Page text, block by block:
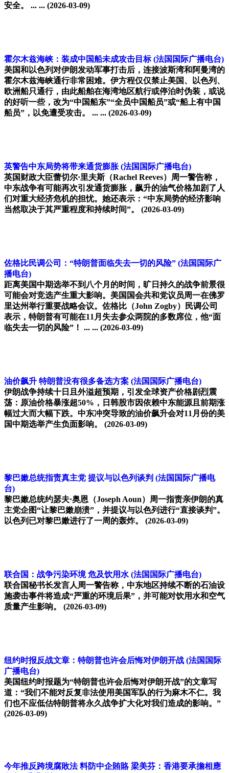
安全。 ... ... (2026-03-09)
霍尔木兹海峡：装成中国船未成攻击目标 (法国国际广播电台)
美国和以色列对伊朗发动军事打击后，连接波斯湾和阿曼湾的
霍尔木兹海峡通行非常困难。伊方程仅仅禁止美国、以色列、
欧洲船只通行，由此船舶在海湾地区航行或停泊时伪装，或说
的好听一些，改为“中国船东”“全员中国船员”或“船上有中国
船员”，以免遭受攻击。 ... ... (2026-03-09)
英警告中东局势将带来通货膨胀 (法国国际广播电台)
英国财政大臣蕾切尔·里夫斯（Rachel Reeves）周一警告称，
中东战争有可能再次引发通货膨胀，飙升的油气价格加剧了人
们对重大经济危机的担忧。她还表示：“中东局势的经济影响
当然取决于其严重程度和持续时间”。 (2026-03-09)
佐格比民调公司：“特朗普面临失去一切的风险” (法国国际广
播电台)
距离美国中期选举不到八个月的时间，旷日持久的战争前景很
可能会对竞选产生重大影响。美国国会共和党议员周一在佛罗
里达州举行重要战略会议。佐格比（John Zogby）民调公司
表示，特朗普有可能在11月失去参众两院的多数席位，他“面
临失去一切的风险”！ ... ... (2026-03-09)
油价飙升 特朗普没有很多备选方案 (法国国际广播电台)
伊朗战争持续十日且外溢超预期，引发全球资产价格剧烈震
荡：原油价格暴涨超50%，日韩股市因依赖中东能源且前期涨
幅过大而大幅下跌。中东冲突导致的油价飙升会对11月份的美
国中期选举产生负面影响。 (2026-03-09)
黎巴嫩总统指责真主党 提议与以色列谈判 (法国国际广播电
台)
黎巴嫩总统约瑟夫·奥恩（Joseph Aoun）周一指责亲伊朗的真
主党企图“让黎巴嫩崩溃”，并提议与以色列进行“直接谈判”。
以色列已对黎巴嫩进行了一周的轰炸。 (2026-03-09)
联合国：战争污染环境 危及饮用水 (法国国际广播电台)
联合国秘书长发言人周一警告称，中东地区持续不断的石油设
施袭击事件将造成“严重的环境后果”，并可能对饮用水和空气
质量产生影响。 (2026-03-09)
纽约时报反战文章：特朗普也许会后悔对伊朗开战 (法国国际
广播电台)
美国纽约时报题为“特朗普也许会后悔对伊朗开战”的文章写
道：“我们不能对反复非法使用美国军队的行为麻木不仁。我
们也不应低估特朗普将永久战争扩大化对我们造成的影响。”
(2026-03-09)
今年推反跨境腐敗法 料防中企賄賂 梁美芬：香港要承擔相應